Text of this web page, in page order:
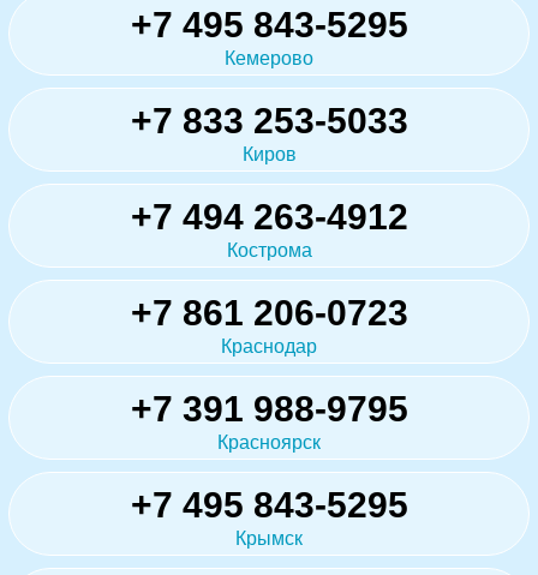
+7 495 843-5295
Кемерово
+7 833 253-5033
Киров
+7 494 263-4912
Кострома
+7 861 206-0723
Краснодар
+7 391 988-9795
Красноярск
+7 495 843-5295
Крымск